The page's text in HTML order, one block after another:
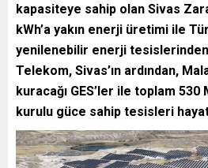
kapasiteye sahip olan Sivas
kWh’a yakın enerji üretimi ile
yenilenebilir enerji
Telekom, Sivas’ın ardından,
kuracağı GES’ler ile toplam
kurulu güce sahip tesisleri